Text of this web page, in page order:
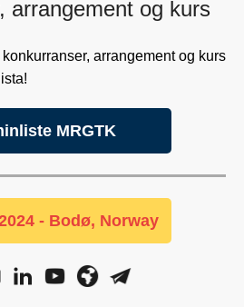
arrangement og kurs
arrangement og kurs
MRGTK
- Bodø, Norway